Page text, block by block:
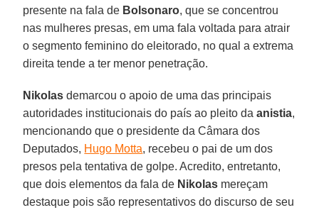
presente na fala de Bolsonaro, que se concentrou
nas mulheres presas, em uma fala voltada para atrair
o segmento feminino do eleitorado, no qual a extrema
direita tende a ter menor penetração.
Nikolas demarcou o apoio de uma das principais
autoridades institucionais do país ao pleito daanistia,
mencionando que o presidente da Câmara dos
Deputados, Hugo Motta, recebeu o pai de um dos
presos pela tentativa de golpe. Acredito, entretanto,
que dois elementos da fala de Nikolas mereçam
destaque pois são representativos do discurso de seu